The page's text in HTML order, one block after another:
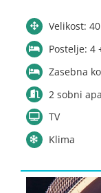
Velikost:
Postelje: 4
Zasebna
2 sobni
TV
Klima